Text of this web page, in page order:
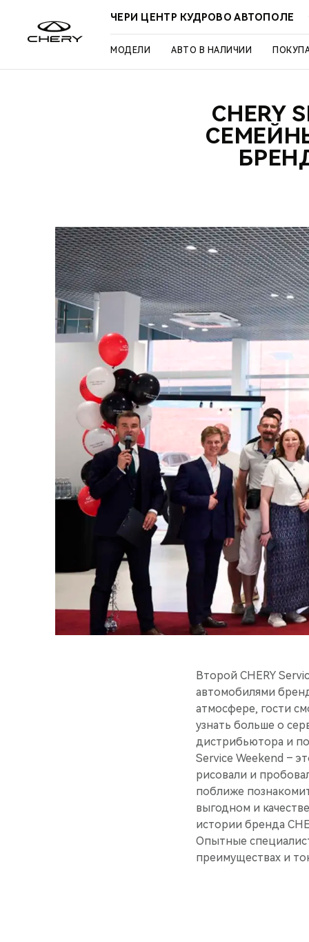
ЧЕРИ ЦЕНТР КУДРОВО АВТОПОЛЕ
МОДЕЛИ АВТО В НАЛИЧИИ
CHERY
Второй CHERY
автомобилями
атмосфере, гости
узнать больше о
дистрибьютора и
Service Weekend –
рисовали и
поближе
выгодном и
истории бренда
Опытные
преимуществах и